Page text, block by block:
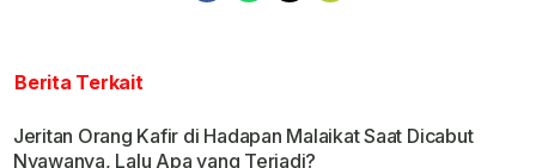
Berita Terkait
Jeritan Orang Kafir di Hadapan Malaikat Saat Dicabut
Nyawanya, Lalu Apa yang Terjadi?